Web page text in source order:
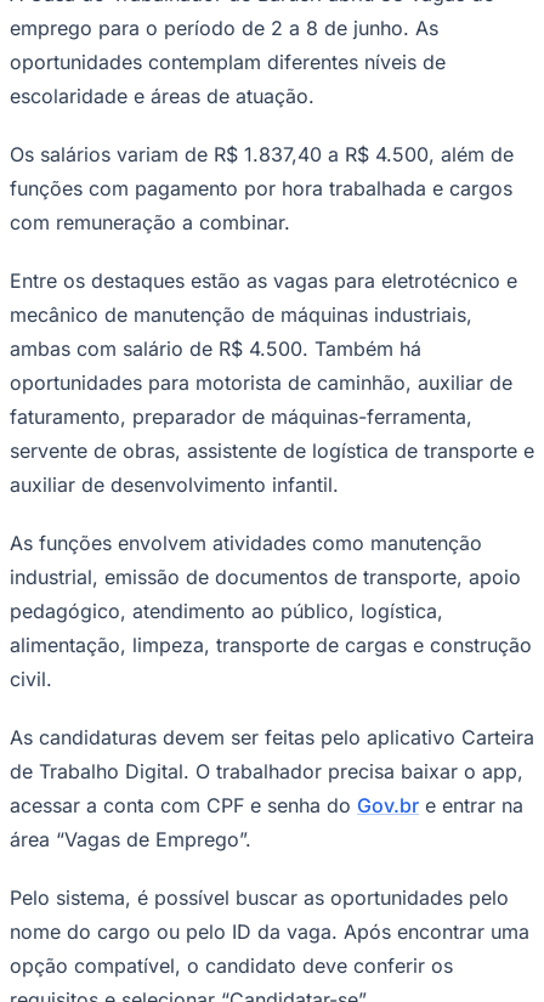
MLB
NHL
Atletismo
Vôlei
Competições de Futebol
Brasileirão Série A
Brasileirão Série B
Libertadores
Sul-Americana
Champions League
Premier League
Bundesliga
Mundial 2026
Times - Ir direto
emprego para o período de 2 a 8 de junho. As
oportunidades contemplam diferentes níveis de
escolaridade e áreas de atuação.
Os salários variam de R$ 1.837,40 a R$ 4.500, além de
funções com pagamento por hora trabalhada e cargos
com remuneração a combinar.
Entre os destaques estão as vagas para eletrotécnico e
mecânico de manutenção de máquinas industriais,
ambas com salário de R$ 4.500. Também há
oportunidades para motorista de caminhão, auxiliar de
faturamento, preparador de máquinas-ferramenta,
servente de obras, assistente de logística de transporte e
auxiliar de desenvolvimento infantil.
As funções envolvem atividades como manutenção
industrial, emissão de documentos de transporte, apoio
pedagógico, atendimento ao público, logística,
alimentação, limpeza, transporte de cargas e construção
civil.
As candidaturas devem ser feitas pelo aplicativo Carteira
de Trabalho Digital. O trabalhador precisa baixar o app,
acessar a conta com CPF e senha do Gov.br e entrar na
área “Vagas de Emprego”.
Pelo sistema, é possível buscar as oportunidades pelo
nome do cargo ou pelo ID da vaga. Após encontrar uma
opção compatível, o candidato deve conferir os